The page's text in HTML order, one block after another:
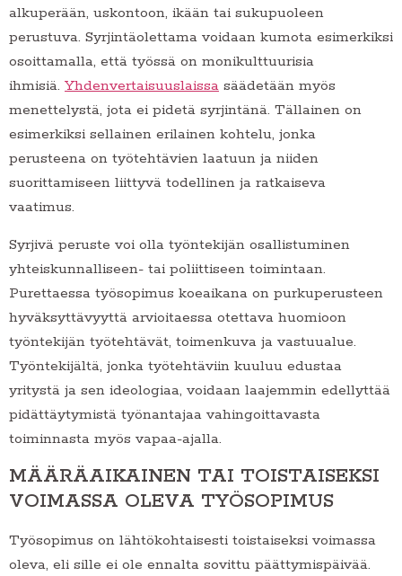
alkuperään, uskontoon, ikään tai sukupuoleen
perustuva. Syrjintäolettama voidaan kumota esimerkiksi
osoittamalla, että työssä on monikulttuurisia
ihmisiä. Yhdenvertaisuuslaissa säädetään myös
menettelystä, jota ei pidetä syrjintänä. Tällainen on
esimerkiksi sellainen erilainen kohtelu, jonka
perusteena on työtehtävien laatuun ja niiden
suorittamiseen liittyvä todellinen ja ratkaiseva
vaatimus.
Syrjivä peruste voi olla työntekijän osallistuminen
yhteiskunnalliseen- tai poliittiseen toimintaan.
Purettaessa työsopimus koeaikana on purkuperusteen
hyväksyttävyyttä arvioitaessa otettava huomioon
työntekijän työtehtävät, toimenkuva ja vastuualue.
Työntekijältä, jonka työtehtäviin kuuluu edustaa
yritystä ja sen ideologiaa, voidaan laajemmin edellyttää
pidättäytymistä työnantajaa vahingoittavasta
toiminnasta myös vapaa-ajalla.
MÄÄRÄAIKAINEN TAI TOISTAISEKSI
VOIMASSA OLEVA TYÖSOPIMUS
Työsopimus on lähtökohtaisesti toistaiseksi voimassa
oleva, eli sille ei ole ennalta sovittu päättymispäivää.